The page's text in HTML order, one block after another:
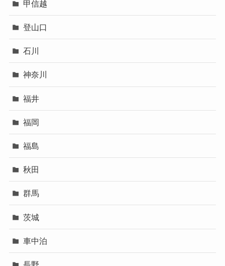
甲信越
登山口
石川
神奈川
福井
福岡
福島
秋田
群馬
茨城
車中泊